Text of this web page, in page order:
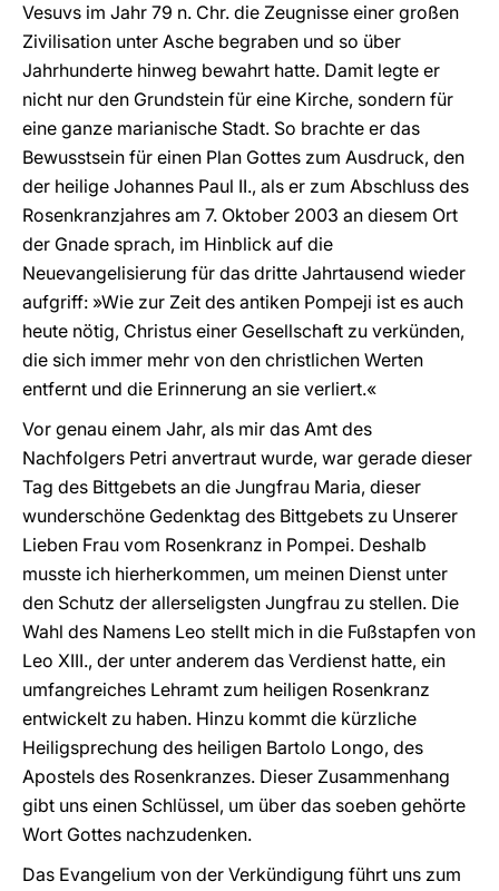
Vesuvs im Jahr 79 n. Chr. die Zeugnisse einer großen
Zivilisation unter Asche begraben und so über
Jahrhunderte hinweg bewahrt hatte. Damit legte er
nicht nur den Grundstein für eine Kirche, sondern für
eine ganze marianische Stadt. So brachte er das
Bewusstsein für einen Plan Gottes zum Ausdruck, den
der heilige Johannes Paul II., als er zum Abschluss des
Rosenkranzjahres am 7. Oktober 2003 an diesem Ort
der Gnade sprach, im Hinblick auf die
Neuevangelisierung für das dritte Jahrtausend wieder
aufgriff: »Wie zur Zeit des antiken Pompeji ist es auch
heute nötig, Christus einer Gesellschaft zu verkünden,
die sich immer mehr von den christlichen Werten
entfernt und die Erinnerung an sie verliert.«
Vor genau einem Jahr, als mir das Amt des
Nachfolgers Petri anvertraut wurde, war gerade dieser
Tag des Bittgebets an die Jungfrau Maria, dieser
wunderschöne Gedenktag des Bittgebets zu Unserer
Lieben Frau vom Rosenkranz in Pompei. Deshalb
musste ich hierherkommen, um meinen Dienst unter
den Schutz der allerseligsten Jungfrau zu stellen. Die
Wahl des Namens Leo stellt mich in die Fußstapfen von
Leo XIII., der unter anderem das Verdienst hatte, ein
umfangreiches Lehramt zum heiligen Rosenkranz
entwickelt zu haben. Hinzu kommt die kürzliche
Heiligsprechung des heiligen Bartolo Longo, des
Apostels des Rosenkranzes. Dieser Zusammenhang
gibt uns einen Schlüssel, um über das soeben gehörte
Wort Gottes nachzudenken.
Das Evangelium von der Verkündigung führt uns zum